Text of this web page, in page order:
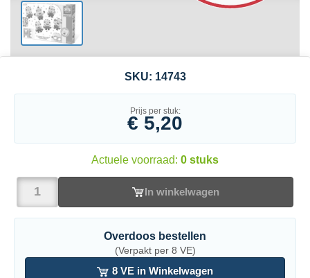
SKU: 14743
Prijs per stuk:
€ 5,20
Actuele voorraad: 0 stuks
In winkelwagen
Overdoos bestellen
(Verpakt per 8 VE)
8 VE in Winkelwagen